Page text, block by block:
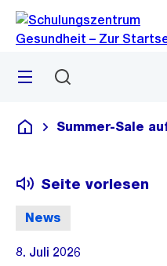
Navigation
Sprunglink
Menü
Schulungszentrum
Summer-Sale
News
Seite vorlesen
8. Juli 2026